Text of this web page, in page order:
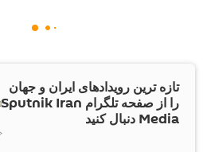
تازه ترین رویدادهای ایران و جهان
را از صفحه تلگرام Sputnik Iran
Media دنبال کنید